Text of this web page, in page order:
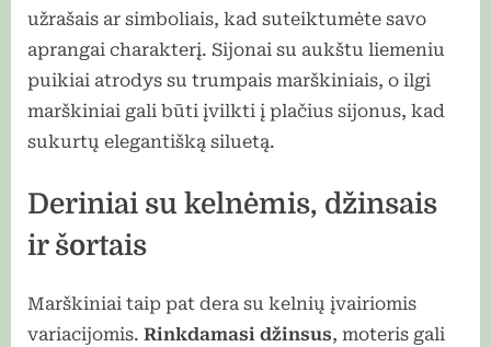
užrašais ar simboliais, kad suteiktumėte savo
aprangai charakterį. Sijonai su aukštu liemeniu
puikiai atrodys su trumpais marškiniais, o ilgi
marškiniai gali būti įvilkti į plačius sijonus, kad
sukurtų elegantišką siluetą.
Deriniai su kelnėmis, džinsais
ir šortais
Marškiniai taip pat dera su kelnių įvairiomis
variacijomis. Rinkdamasi džinsus, moteris gali